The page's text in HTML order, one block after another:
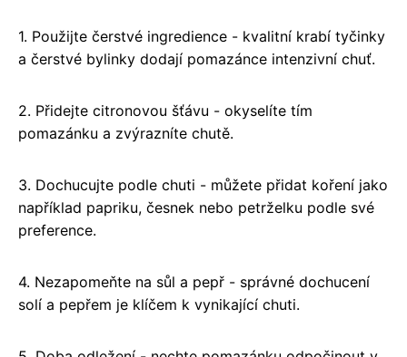
1. Použijte čerstvé ingredience - kvalitní krabí tyčinky
a čerstvé bylinky dodají pomazánce intenzivní chuť.
2. Přidejte citronovou šťávu - okyselíte tím
pomazánku a zvýrazníte chutě.
3. Dochucujte podle chuti - můžete přidat koření jako
například papriku, česnek nebo petrželku podle své
preference.
4. Nezapomeňte na sůl a pepř - správné dochucení
solí a pepřem je klíčem k vynikající chuti.